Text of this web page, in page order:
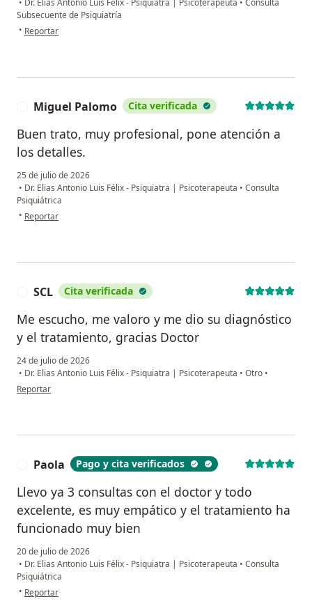
• Dr. Elias Antonio Luis Félix - Psiquiatra | Psicoterapeuta • Consulta
Subsecuente de Psiquiatría
• en opinión del usuario Mario Patiño
Reportar
Miguel Palomo Cita verificada
Buen trato, muy profesional, pone atención a
los detalles.
25 de julio de 2026
• Dr. Elias Antonio Luis Félix - Psiquiatra | Psicoterapeuta • Consulta
Psiquiátrica
• en opinión del usuario Miguel Palomo
Reportar
SCL Cita verificada
Me escucho, me valoro y me dio su diagnóstico
y el tratamiento, gracias Doctor
24 de julio de 2026
• Dr. Elias Antonio Luis Félix - Psiquiatra | Psicoterapeuta • Otro •
en opinión del usuario SCL
Reportar
Paola Pago y cita verificados
Llevo ya 3 consultas con el doctor y todo
excelente, es muy empático y el tratamiento ha
funcionado muy bien
20 de julio de 2026
• Dr. Elias Antonio Luis Félix - Psiquiatra | Psicoterapeuta • Consulta
Psiquiátrica
• en opinión del usuario Paola
Reportar